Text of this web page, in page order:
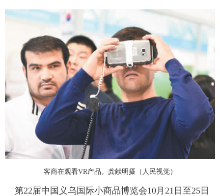
新华电视中文 新华电视英文
客商在观看VR产品。龚献明摄（人民视觉）
第22届中国义乌国际小商品博览会10月21日至25日